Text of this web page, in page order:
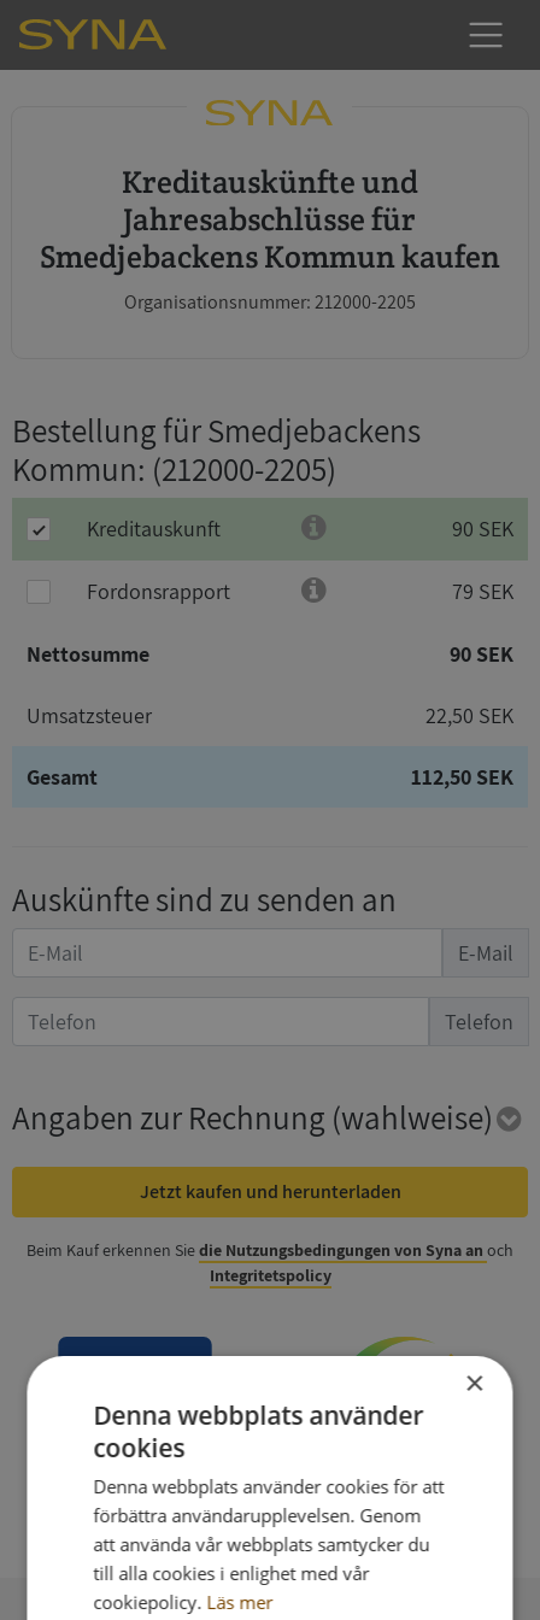
Kreditauskünfte und
Jahresabschlüsse für
Smedjebackens Kommun kaufen
Organisationsnummer: 212000-2205
Bestellung für Smedjebackens
Kommun: (212000-2205)
Kreditauskunft 90 SEK
Fordonsrapport 79 SEK
Nettosumme 90 SEK
Umsatzsteuer 22,50 SEK
Gesamt 112,50 SEK
Auskünfte sind zu senden an
E-Mail
Telefon
Angaben zur Rechnung (wahlweise)
Jetzt kaufen und herunterladen
Beim Kauf erkennen Siedie Nutzungsbedingungen von Syna an och
Integritetspolicy
×
Denna webbplats använder
cookies
Denna webbplats använder cookies för att
förbättra användarupplevelsen. Genom
att använda vår webbplats samtycker du
till alla cookies i enlighet med vår
cookiepolicy. Läs mer